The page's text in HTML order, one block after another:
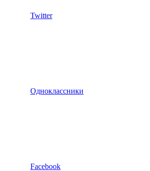
Twitter
Одноклассники
Facebook